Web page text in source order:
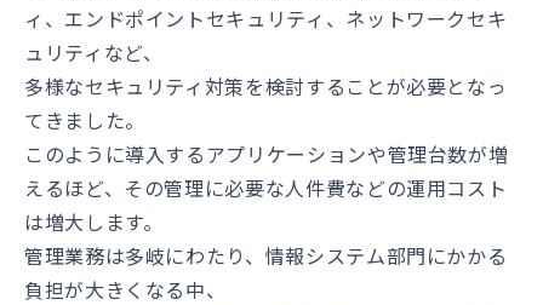
ィ、エンドポイントセキュリティ、ネットワークセキ
ュリティなど、
多様なセキュリティ対策を検討することが必要となっ
てきました。
このように導入するアプリケーションや管理台数が増
えるほど、その管理に必要な人件費などの運用コスト
は増大します。
管理業務は多岐にわたり、情報システム部門にかかる
負担が大きくなる中、